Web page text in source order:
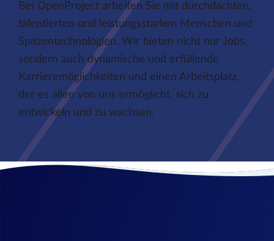
Bei OpenProject arbeiten Sie mit durchdachten,
talentierten und leistungsstarken Menschen und
Spitzentechnologien. Wir bieten nicht nur Jobs,
sondern auch dynamische und erfüllende
Karrieremöglichkeiten und einen Arbeitsplatz,
der es allen von uns ermöglicht, sich zu
entwickeln und zu wachsen.